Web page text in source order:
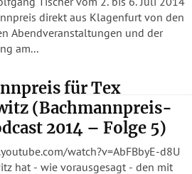
direkt aus Klagenfurt von den
Abendveranstaltungen und der
am...
für Tex
(Bachmannpreis-
2014 – Folge 5)
watch?v=AbFBbyE-d8U
hat - wie vorausgesagt - den mit